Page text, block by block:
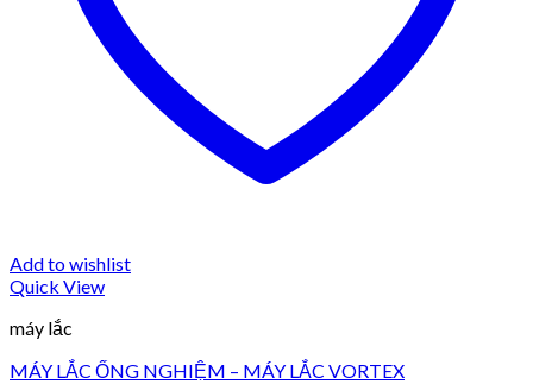
Add to wishlist
Quick View
máy lắc
MÁY LẮC ỐNG NGHIỆM – MÁY LẮC VORTEX